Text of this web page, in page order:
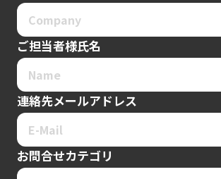
ご担当者様氏名
連絡先メールアドレス
お問合せカテゴリ